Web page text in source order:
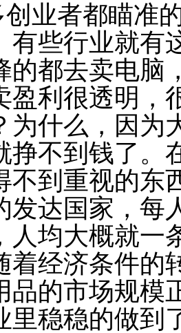
业者都瞄准
有些行业就有
的都去卖电脑
盈利很透明，
为什么，因为
挣不到钱了。
不到重视的东
发达国家，每
人均大概就一
着经济条件的
品的市场规模
里稳稳的做到